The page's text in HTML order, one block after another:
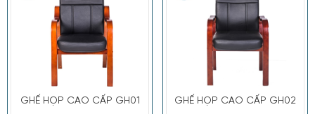
GHẾ HỌP CAO CẤP GH01 GHẾ HỌP CAO CẤP GH02